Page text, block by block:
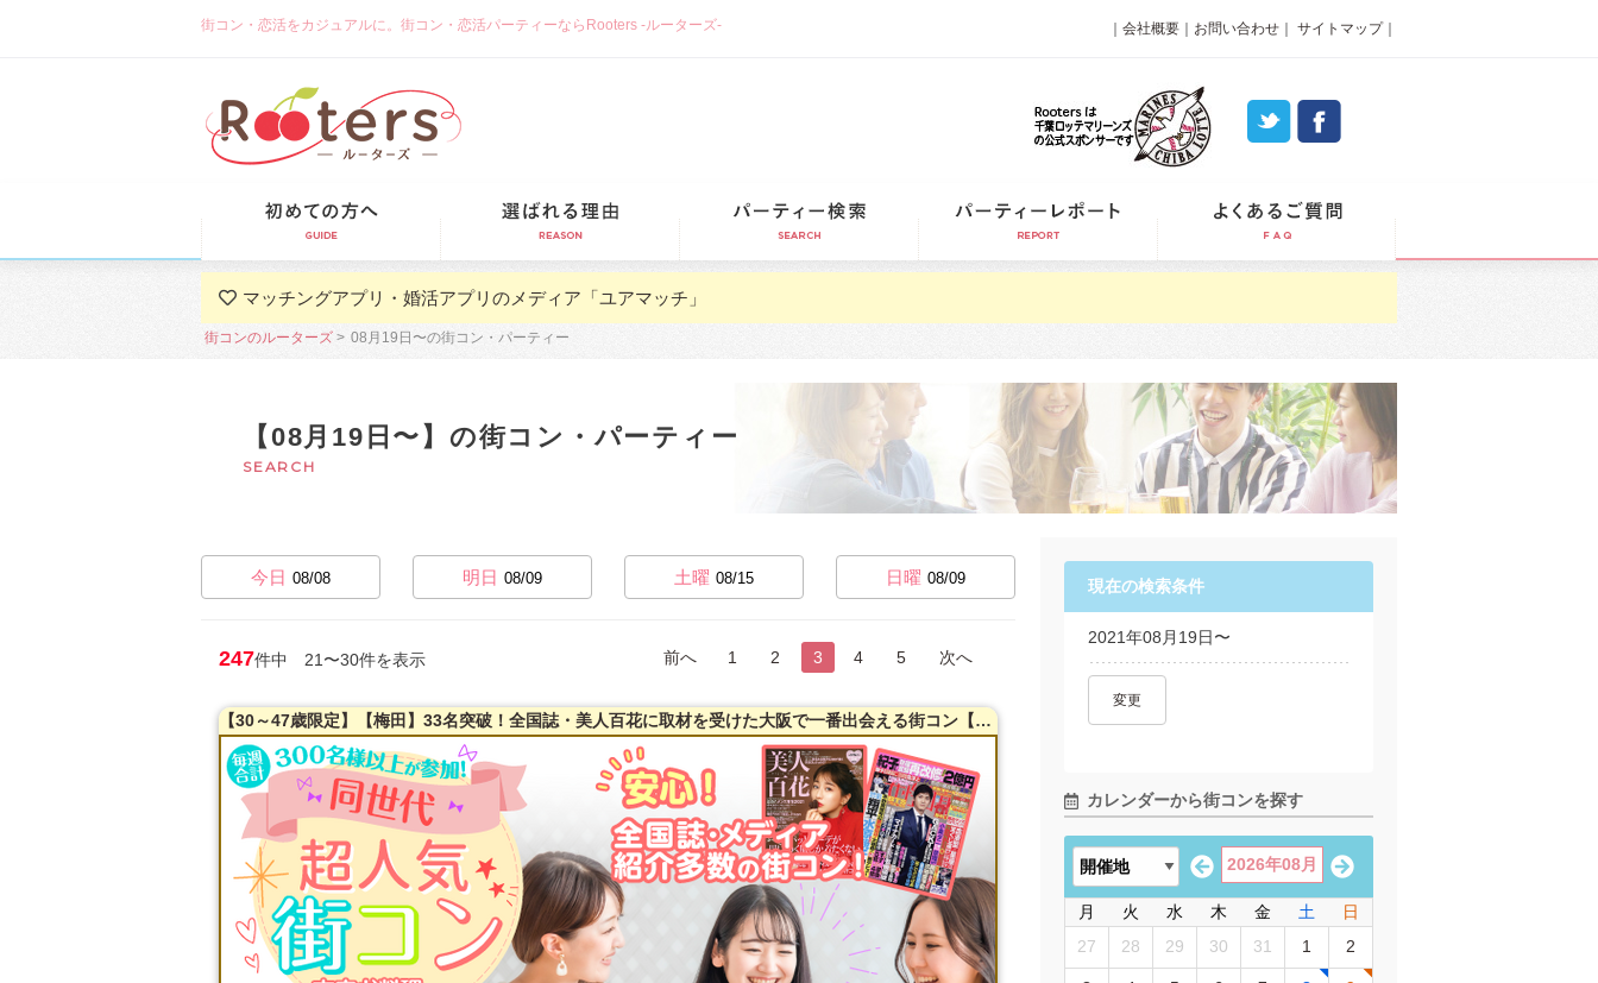
街コン・恋活をカジュアルに。街コン・恋活パーティーならRooters -ルーターズ- 会社概要 お問い合わせ サイトマップ｜
マッチングアプリ・婚活アプリのメディア「ユアマッチ」
街コンのルーターズ 08月19日〜の街コン・パーティー
【08月19日〜】の街コン・パーティー
SEARCH
今日 08/08 明日 08/09 土曜 08/15 日曜 08/09
前へ 1 2 3 4 5 次へ
247件中 21〜30件を表示
【30～47歳限定】【梅田】33名突破！全国誌・美人百花に取材を受けた大阪で一番出会える街コン【洗練された大人の空間】貸切！同世代で楽しむ♪お料理は豪華スペインコース料理☆LINE交換自由＆席がえあり！
現在の検索条件
2021年08月19日〜
変更
カレンダーから街コンを探す
2026年08月
月 火 水 木 金 土
日
27
28 29 30 31 1 2